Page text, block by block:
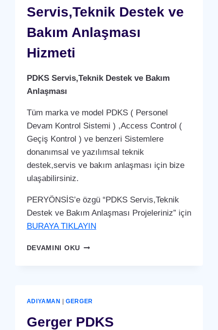
Servis,Teknik Destek ve
Bakım Anlaşması
Hizmeti
PDKS Servis,Teknik Destek ve Bakım
Anlaşması
Tüm marka ve model PDKS ( Personel
Devam Kontrol Sistemi ) ,Access Control (
Geçiş Kontrol ) ve benzeri Sistemlere
donanımsal ve yazılımsal teknik
destek,servis ve bakım anlaşması için bize
ulaşabilirsiniz.
PERYÖNSİS’e özgü “PDKS Servis,Teknik
Destek ve Bakım Anlaşması Projeleriniz” için
BURAYA TIKLAYIN
DEVAMINI OKUÇELIKHAN
HIZMETI
ADIYAMAN |GERGER
Gerger PDKS